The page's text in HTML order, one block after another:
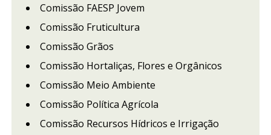
Comissão FAESP Jovem
Comissão Fruticultura
Comissão Grãos
Comissão Hortaliças, Flores e Orgânicos
Comissão Meio Ambiente
Comissão Política Agrícola
Comissão Recursos Hídricos e Irrigação